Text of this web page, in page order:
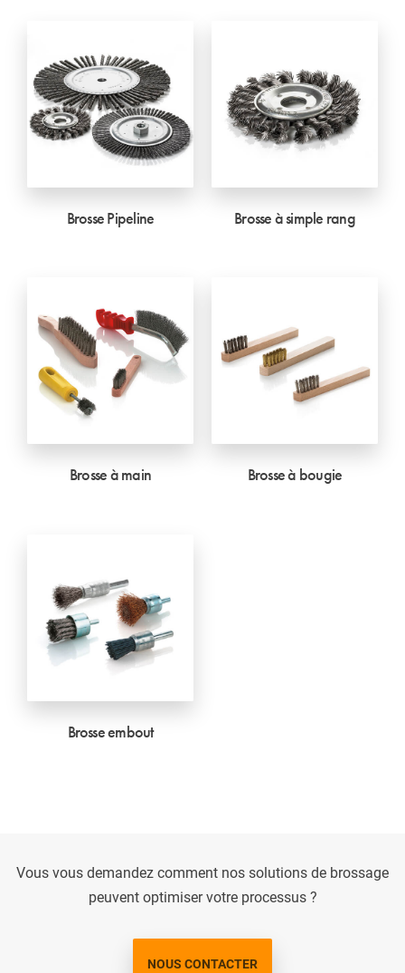
Brosse Pipeline Brosse à simple rang
Brosse à main Brosse à bougie
Brosse embout
Vous vous demandez comment nos solutions de brossage
peuvent optimiser votre processus ?
NOUS CONTACTER